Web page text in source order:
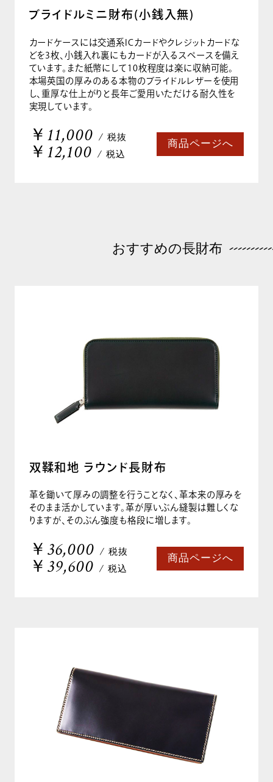
ブライドルミニ財布(小銭入無)
カードケースには交通系ICカードやクレジットカードな
どを3枚、小銭入れ裏にもカードが入るスペースを備え
ています。また紙幣にして10枚程度は楽に収納可能。
本場英国の厚みのある本物のブライドルレザーを使用
し、重厚な仕上がりと長年ご愛用いただける耐久性を
実現しています。
￥11,000 / 税抜
￥12,100 / 税込
商品ページへ
おすすめの長財布
双鞣和地 ラウンド長財布
革を鋤いて厚みの調整を行うことなく、革本来の厚みを
そのまま活かしています。革が厚いぶん縫製は難しくな
りますが、そのぶん強度も格段に増します。
￥36,000 / 税抜
￥39,600 / 税込
商品ページへ